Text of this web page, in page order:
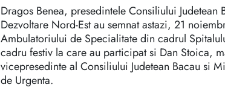
Dragos Benea, presedintele Consiliului
Dezvoltare Nord-Est au semnat astazi, 21
Ambulatoriului de Specialitate din cadrul
cadru festiv la care au participat si Dan Stoica,
vicepresedinte al Consiliului Judetean Bacau si
de Urgenta.